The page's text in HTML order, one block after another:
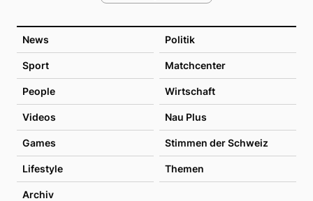
News Politik
Sport Matchcenter
People Wirtschaft
Videos Nau Plus
Games Stimmen der Schweiz
Lifestyle Themen
Archiv